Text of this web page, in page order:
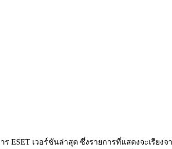
เวอร์ชันล่าสุด ซึ่งรายการที่แสดงจะเรียง